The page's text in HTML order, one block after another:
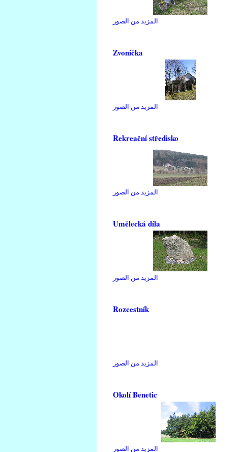
المزيد من الصور
Zvonička
المزيد من الصور
Rekreační středisko
المزيد من الصور
Umělecká díla
المزيد من الصور
Rozcestník
المزيد من الصور
Okolí Benetic
المزيد من الصور